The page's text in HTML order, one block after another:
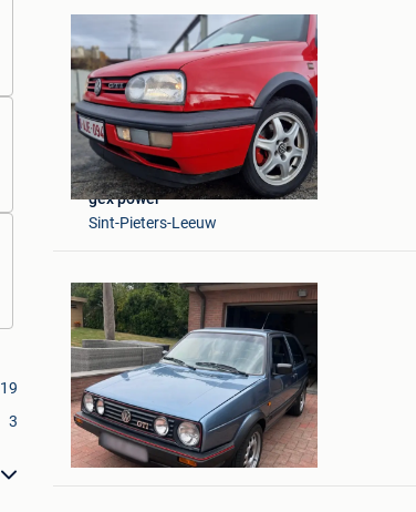
19
3
Favorieten
gex power
Sint-Pieters-Leeuw
Bewaren
in
Mijn
RM
Dilbeek